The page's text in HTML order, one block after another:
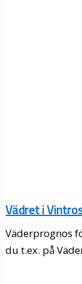
Vädret i
Väderprognos
du t.ex. på